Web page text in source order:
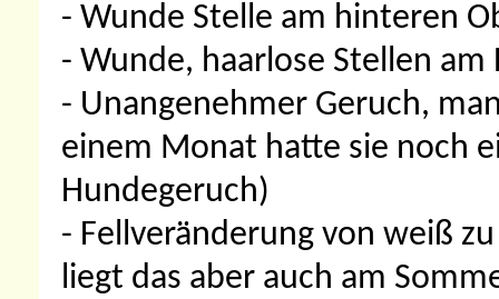
- Wunde Stelle am hinteren
- Wunde, haarlose Stellen
- Unangenehmer Geruch,
einem Monat hatte sie noch
Hundegeruch)
- Fellveränderung von weiß
liegt das aber auch am